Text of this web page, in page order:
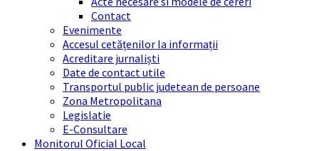
Contact
Evenimente
Accesul cetățenilor la informații
Acreditare jurnaliști
Date de contact utile
Transportul public judetean de persoane
Zona Metropolitana
Legislatie
E-Consultare
Monitorul Oficial Local